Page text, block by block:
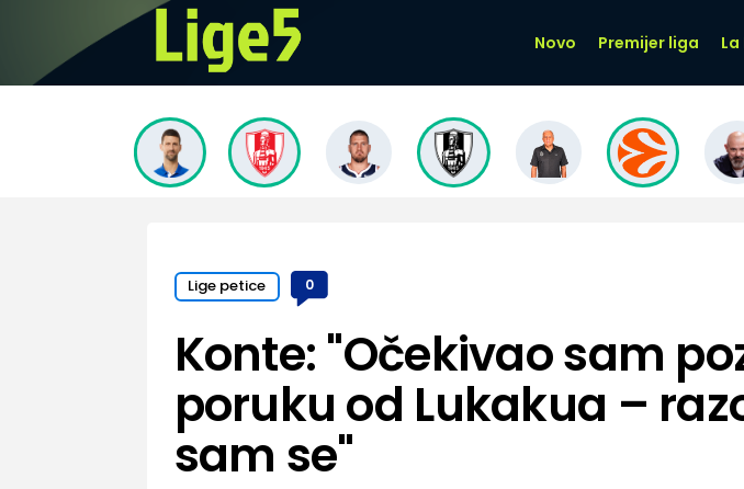
Novo Premijer liga
Lige petice 0
Konte: "Očekivao sam
poruku od Lukakua –
sam se"